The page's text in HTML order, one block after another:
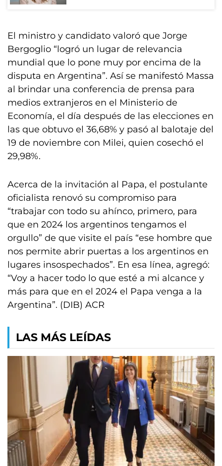
El ministro y candidato valoró que Jorge
Bergoglio “logró un lugar de relevancia
mundial que lo pone muy por encima de la
disputa en Argentina”. Así se manifestó Massa
al brindar una conferencia de prensa para
medios extranjeros en el Ministerio de
Economía, el día después de las elecciones en
las que obtuvo el 36,68% y pasó al balotaje del
19 de noviembre con Milei, quien cosechó el
29,98%.
Acerca de la invitación al Papa, el postulante
oficialista renovó su compromiso para
“trabajar con todo su ahínco, primero, para
que en 2024 los argentinos tengamos el
orgullo” de que visite el país “ese hombre que
nos permite abrir puertas a los argentinos en
lugares insospechados”. En esa línea, agregó:
“Voy a hacer todo lo que esté a mi alcance y
más para que en el 2024 el Papa venga a la
Argentina”. (DIB) ACR
LAS MÁS LEÍDAS